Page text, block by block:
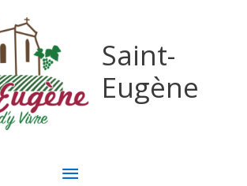
Saint-
Eugène
MENU